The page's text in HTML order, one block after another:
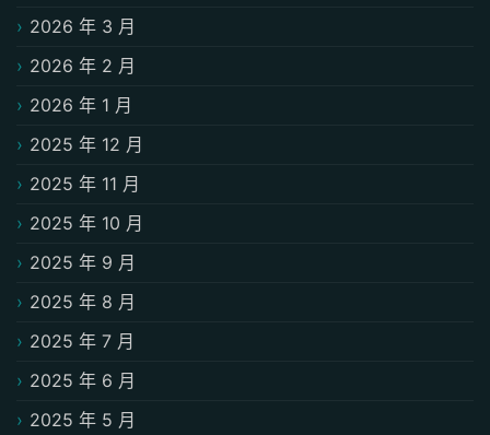
2026 年 3 月
2026 年 2 月
2026 年 1 月
2025 年 12 月
2025 年 11 月
2025 年 10 月
2025 年 9 月
2025 年 8 月
2025 年 7 月
2025 年 6 月
2025 年 5 月